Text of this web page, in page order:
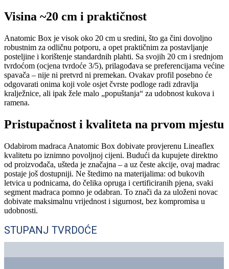
Visina ~20 cm i praktičnost
Anatomic Box je visok oko 20 cm u sredini, što ga čini dovoljno
robustnim za odličnu potporu, a opet praktičnim za postavljanje
posteljine i korištenje standardnih plahti. Sa svojih 20 cm i srednjom
tvrdoćom (ocjena tvrdoće 3/5), prilagođava se preferencijama većine
spavača – nije ni pretvrd ni premekan. Ovakav profil posebno će
odgovarati onima koji vole osjet čvrste podloge radi zdravlja
kralježnice, ali ipak žele malo „popuštanja“ za udobnost kukova i
ramena.
Pristupačnost i kvaliteta na prvom mjestu
Odabirom madraca Anatomic Box dobivate provjerenu Lineaflex
kvalitetu po iznimno povoljnoj cijeni. Budući da kupujete direktno
od proizvođača, ušteda je značajna – a uz česte akcije, ovaj madrac
postaje još dostupniji. Ne štedimo na materijalima: od bukovih
letvica u podnicama, do čelika opruga i certificiranih pjena, svaki
segment madraca pomno je odabran. To znači da za uloženi novac
dobivate maksimalnu vrijednost i sigurnost, bez kompromisa u
udobnosti.
STUPANJ TVRDOĆE